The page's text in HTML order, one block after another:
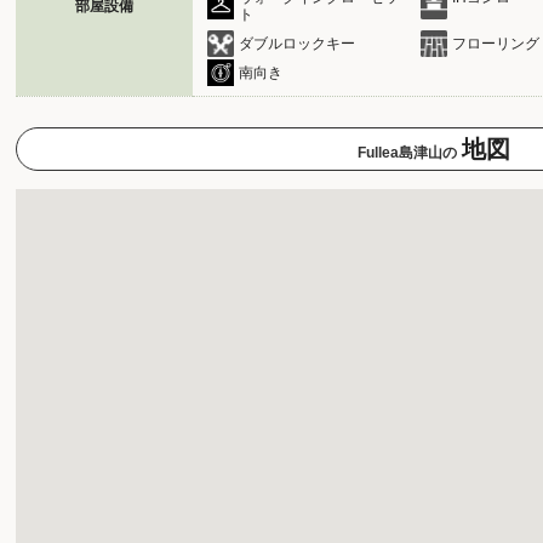
部屋設備
ト
ダブルロックキー
フローリング
南向き
Fullea島津山の 地図